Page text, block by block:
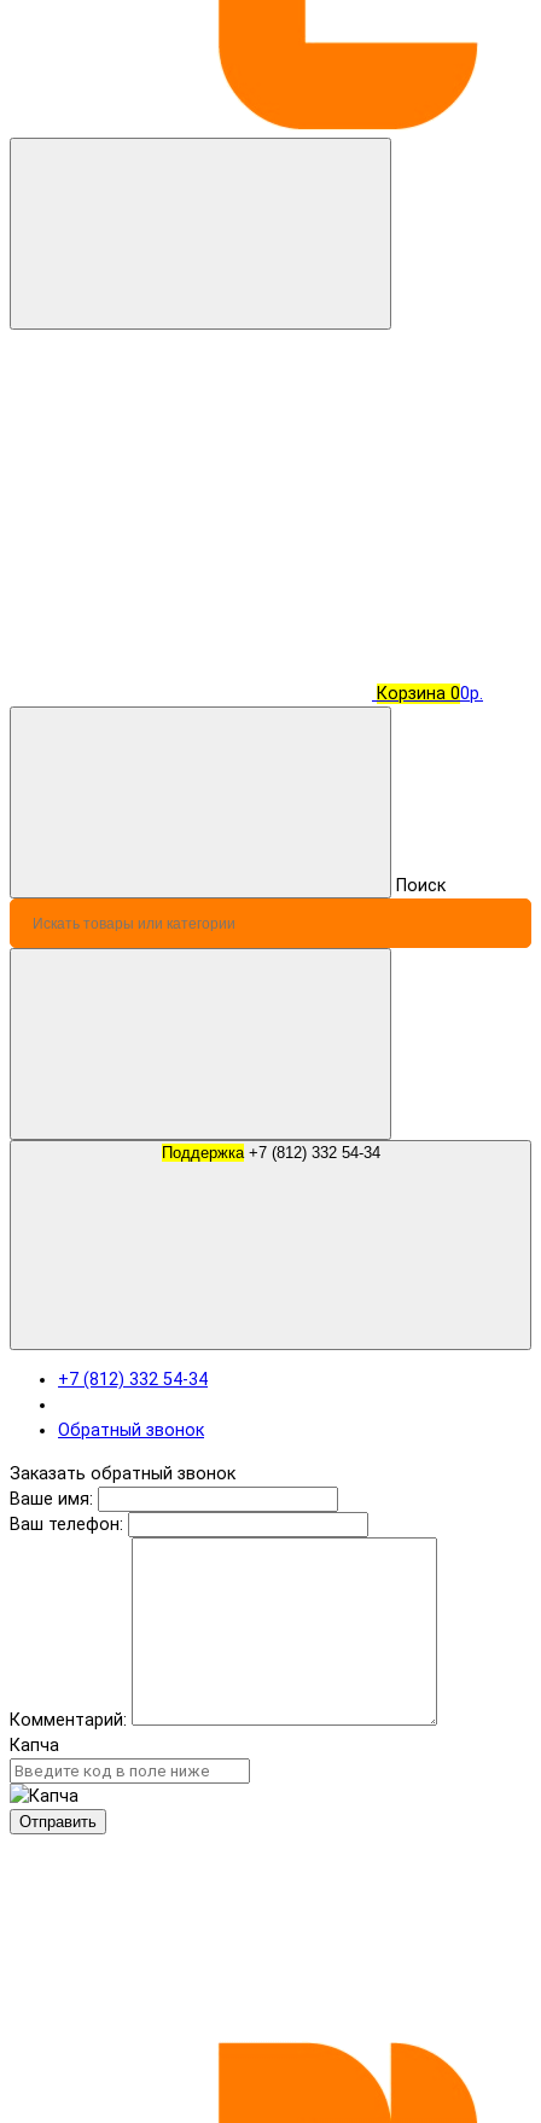
Корзина 00р.
Поиск
Поддержка +7 (812) 332 54-34
+7 (812) 332 54-34
Обратный звонок
Заказать обратный звонок
Ваше имя:
Ваш телефон:
Комментарий:
Капча
Отправить